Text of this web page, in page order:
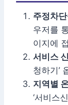
주정차
우저를
이지에
서비스
청하기’
지역별
‘서비스